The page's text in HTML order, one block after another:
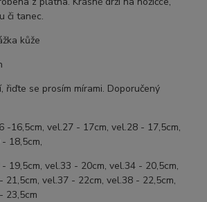
či tanec.
kůže
řiďte se prosím mírami. Doporučený
-16,5cm, vel.27 - 17cm, vel.28 - 17,5cm,
18,5cm,
19,5cm, vel.33 - 20cm, vel.34 - 20,5cm,
21,5cm, vel.37 - 22cm, vel.38 - 22,5cm,
23,5cm